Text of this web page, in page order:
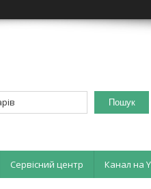
Пошук
Сервісний центр Канал на